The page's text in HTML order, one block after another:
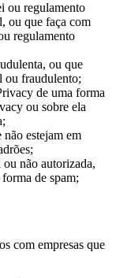
ou regulamento
ou que faça com
regulamento
ou que
ou fraudulento;
de uma forma
ou sobre ela
estejam em
não autorizada,
de spam;
com empresas que